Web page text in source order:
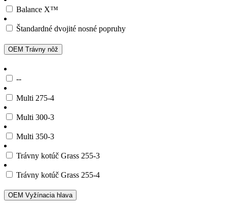
Balance X™
Štandardné dvojité nosné popruhy
OEM Trávny nôž
--
Multi 275-4
Multi 300-3
Multi 350-3
Trávny kotúč Grass 255-3
Trávny kotúč Grass 255-4
OEM Vyžínacia hlava